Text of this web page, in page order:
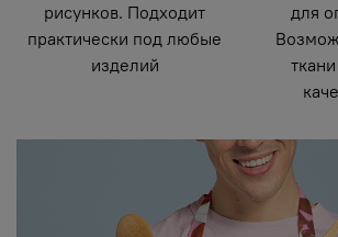
рисунков. Подходит
практически под любые
изделий
для